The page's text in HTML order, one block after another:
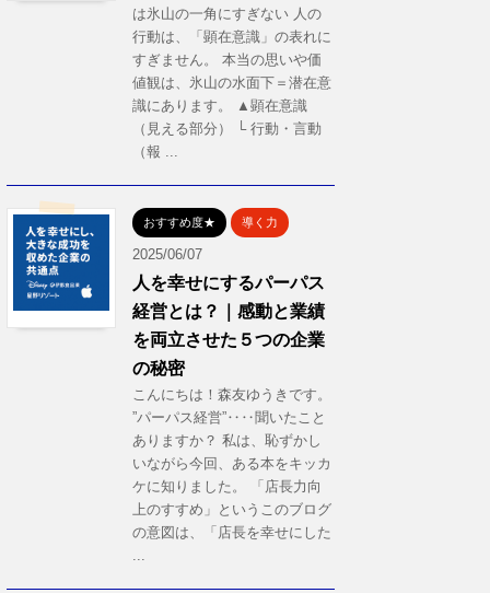
は氷山の一角にすぎない 人の
行動は、「顕在意識」の表れに
すぎません。 本当の思いや価
値観は、氷山の水面下＝潜在意
識にあります。 ▲顕在意識
（見える部分） └ 行動・言動
（報 ...
おすすめ度★ 導く力
2025/06/07
人を幸せにするパーパス
経営とは？｜感動と業績
を両立させた５つの企業
の秘密
こんにちは！森友ゆうきです。
”パーパス経営”‥‥聞いたこと
ありますか？ 私は、恥ずかし
いながら今回、ある本をキッカ
ケに知りました。 「店長力向
上のすすめ」というこのブログ
の意図は、「店長を幸せにした